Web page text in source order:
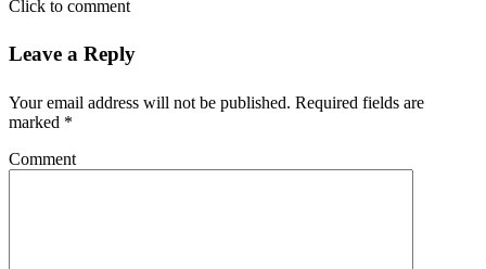
Click to comment
Leave a Reply
Your email address will not be published. Required fields are
marked *
Comment